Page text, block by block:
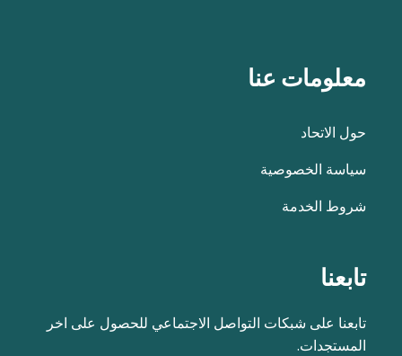
معلومات عنا
حول الاتحاد
سياسة الخصوصية
شروط الخدمة
تابعنا
تابعنا على شبكات التواصل الاجتماعي للحصول على اخر
المستجدات.